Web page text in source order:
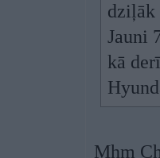
dziļāk
Jauni
kā
Mhm